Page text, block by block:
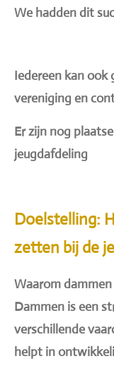
We hadden dit
Iedereen kan ook
vereniging en
Er zijn nog
jeugdafdeling
Doelstelling:
zetten bij de
Waarom
Dammen is een
verschillende
helpt in